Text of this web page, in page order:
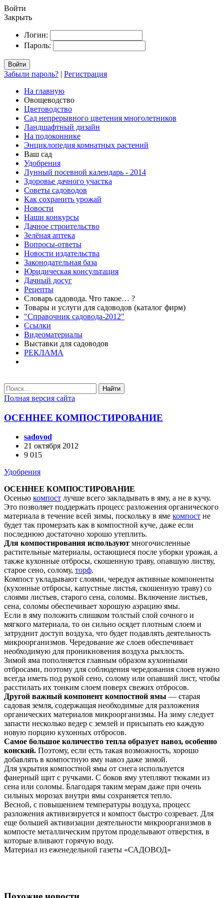
Войти
Закрыть
Логин:
Пароль:
Войти
Забыли пароль? | Регистрация
На главную
Овощеводство
Цветоводство
Сад непрерывного цветения многолетников
Ландшафтный дизайн
На подоконнике
Энциклопедия комнатных растений
Ваш сад
Удобрения
Лунный посевной календарь - 2014
Здоровье дачного участка
Советы садоводов
Как сохранить урожай
Новости
Наши конкурсы
Дачное строительство
Зелёная аптека
Вопросы-ответы
Новости издательства
Законодательная база
Юридическая консультация
Дачный досуг
Рецепты
Словарь садовода. Что такое… ?
Товары и услуги для садоводов (каталог фирм)
"Справочник садовода-2012"
Ссылки
Видеоматериалы
Выставки для садоводов
РЕКЛАМА
Найти
Полная версия сайта
ОСЕННЕЕ КОМПОСТИРОВАНИЕ
sadovod
21 октября 2012
9 015
Удобрения
ОСЕННЕЕ КОМПОСТИРОВАНИЕ
Осенью компост лучше всего закладывать в яму, а не в кучу.
Это позволяет поддержать процесс разложения органического
материала в течение всей зимы, поскольку в яме компост не
будет так промерзать как в компостной куче, даже если
последнюю достаточно хорошо утеплить.
Для компостирования используют многочисленные
растительные материалы, остающиеся после уборки урожая, а
также кухонные отбросы, скошенную траву, опавшую листву,
старое сено, солому, торф.
Компост укладывают слоями, чередуя активные компоненты
(кухонные отбросы, капустные листья, скошенную траву) со
слоями листьев, старого сена, соломы. Включение листьев,
сена, соломы обеспечивает хорошую аэрацию ямы.
Если в яму положить слишком толстый слой сочного и
мягкого материала, то он сильно осядет плотным слоем и
затруднит доступ воздуха, что будет подавлять деятельность
микроорганизмов. Чередование же слоев обеспечивает
необходимую для проникновения воздуха рыхлость.
Зимой яма пополняется главным образом кухонными
отбросами, поэтому для соблюдения чередования слоев нужно
всегда иметь под рукой сено, солому или опавший лист, чтобы
расстилать их тонким слоем поверх свежих отбросов.
Другой важный компонент компостной ямы — старая
садовая земля, содержащая необходимые для разложения
органических материалов микроорганизмы. На зиму следует
запасти несколько ведер с землей и присыпать ею каждую
новую порцию кухонных отбросов.
Самое большое количество тепла образует навоз, особенно
конский. Поэтому, если есть такая возможность, хорошо
добавлять в компостную яму навоз даже зимой.
Для укрытия компостной ямы от снега используется
фанерный щит с ручками. С боков яму утепляют тюками из
сена или соломы. Благодаря таким мерам даже при очень
сильных морозах внутри ямы сохраняется тепло.
Весной, с повышением температуры воздуха, процесс
разложения активизируется и компост быстро созревает. Для
еще большей активизации деятельности микроорганизмов в
компосте металлическим прутом проделывают отверстия, в
которые вливают горячую воду.
Материал из еженедельной газеты «САДОВОД»